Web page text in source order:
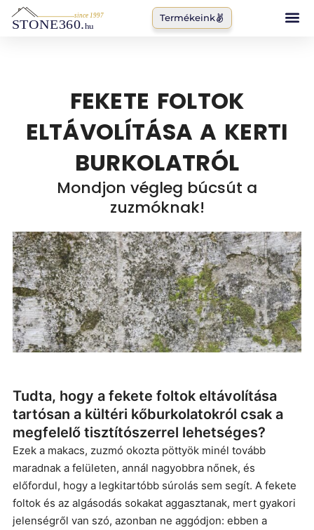
Skip
Termékeink
FEKETE FOLTOK
ELTÁVOLÍTÁSA A KERTI
BURKOLATRÓL
Mondjon végleg búcsút a
zuzmóknak!
Tudta, hogy a fekete foltok eltávolítása
tartósan a kültéri kőburkolatokról csak a
megfelelő tisztítószerrel lehetséges?
Ezek a makacs, zuzmó okozta pöttyök minél tovább
maradnak a felületen, annál nagyobbra nőnek, és
előfordul, hogy a legkitartóbb súrolás sem segít. A fekete
foltok és az algásodás sokakat aggasztanak, mert gyakori
jelenségről van szó, azonban ne aggódjon: ebben a